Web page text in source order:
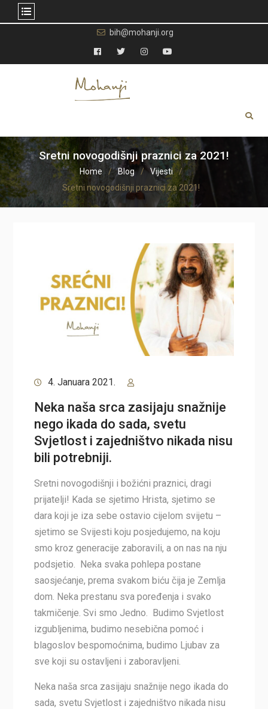
content
bih@mohanji.org
Facebook
TwitterInstagramYouTube
Sretni novogodišnji praznici za 2021!
Home Blog
Vijesti
Sretni novogodišnji praznici za 2021!
4. Januara 2021.
Neka naša srca zasijaju snažnije
nego ikada do sada, svetu
Svjetlost i zajedništvo nikada nisu
bili potrebniji.
Sretni novogodišnji i božićni praznici, dragi
prijatelji! Kada se sjetimo Hrista, sjetimo se
dara koji je iza sebe ostavio cijelom svijetu –
sjetimo se Svijesti koju posjedujemo, na koju
smo kroz generacije zaboravili, a on nas na nju
podsjetio. Neka svaka pohlepa postane
saosjećanje, prema svakom biću čija je Zemlja
dom. Neka prestanu sva poređenja i svako
takmičenje. Svi smo Jedno. Budimo Svjetlost
izgubljenima, budimo nesebična pomoć i
blagoslov bespomoćnima, budimo Ljubav za
sve koji su ostavljeni i zaboravljeni.
Neka naša srca zasijaju snažnije nego ikada do
sada, svetu Svjetlost i zajedništvo nikada nisu